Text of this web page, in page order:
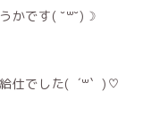
かです( ˘꒳˘)☽
仕でした( ´꒳​` )♡